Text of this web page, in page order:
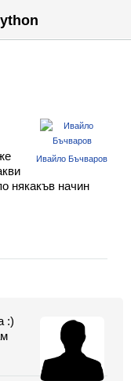
Ивайло Бъчваров
някакъв начин
:)